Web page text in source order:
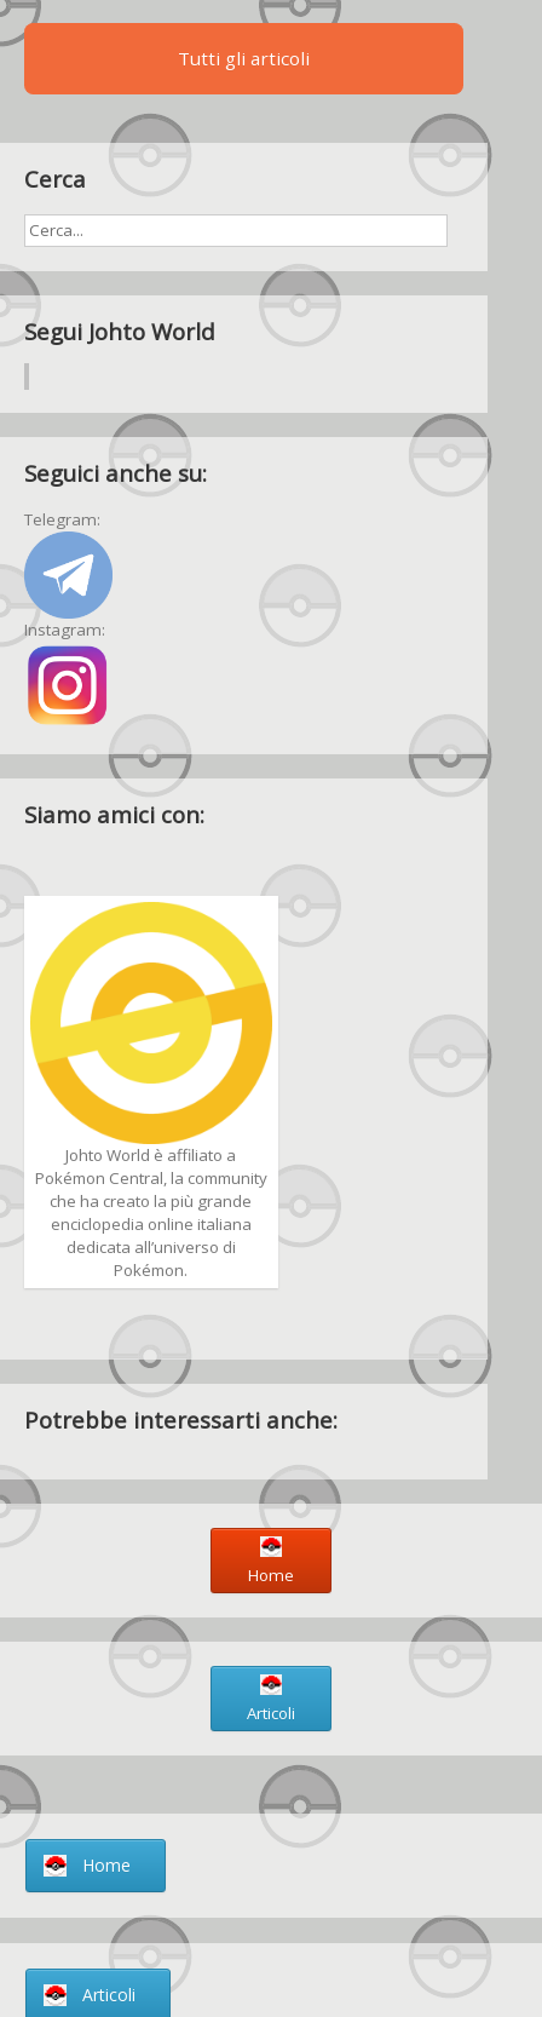
oh
Tutti gli articoli
Cerca
Segui Johto World
Seguici anche su:
Telegram:
Instagram:
Siamo amici con:
Johto World è affiliato a
Pokémon Central, la community
che ha creato la più grande
enciclopedia online italiana
dedicata all’universo di
Pokémon.
Potrebbe interessarti anche:
Home
Articoli
Home
Articoli